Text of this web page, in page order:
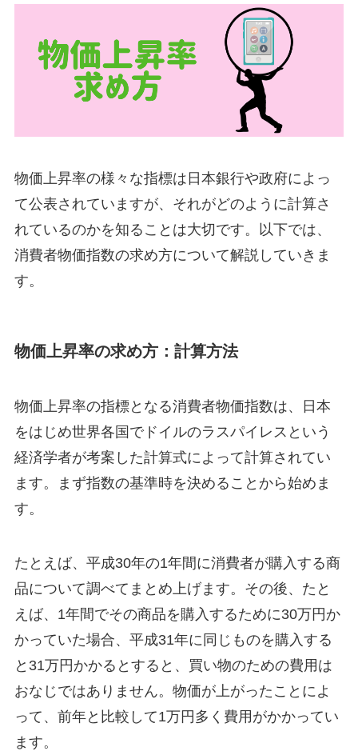
物価上昇率の様々な指標は日本銀行や政府によっ
て公表されていますが、それがどのように計算さ
れているのかを知ることは大切です。以下では、
消費者物価指数の求め方について解説していきま
す。
物価上昇率の求め方：計算方法
物価上昇率の指標となる消費者物価指数は、日本
をはじめ世界各国でドイルのラスパイレスという
経済学者が考案した計算式によって計算されてい
ます。まず指数の基準時を決めることから始めま
す。
たとえば、平成30年の1年間に消費者が購入する商
品について調べてまとめ上げます。その後、たと
えば、1年間でその商品を購入するために30万円か
かっていた場合、平成31年に同じものを購入する
と31万円かかるとすると、買い物のための費用は
おなじではありません。物価が上がったことによ
って、前年と比較して1万円多く費用がかかってい
ます。